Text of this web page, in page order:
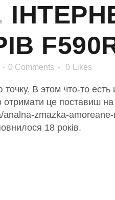
0 Comments 0 Likes
В этом что-то
це поставиш
analna-zmazka-
18 років.